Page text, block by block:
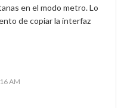
en el modo metro. Lo
de copiar la interfaz
AM